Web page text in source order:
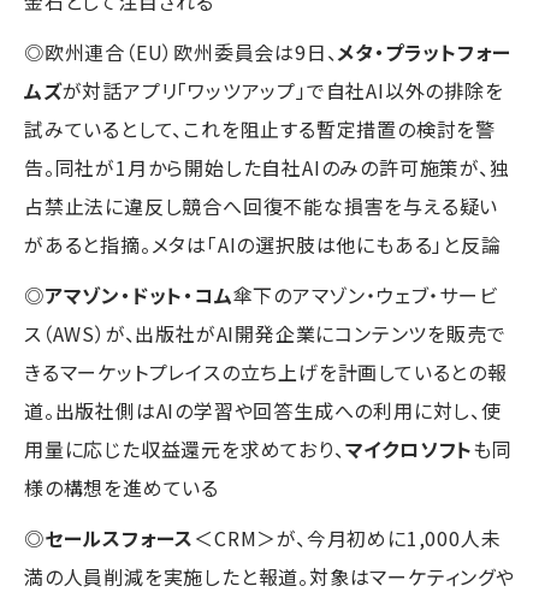
◎欧州連合（EU）欧州委員会は9日、メタ・プラットフォー
ムズが対話アプリ「ワッツアップ」で自社AI以外の排除を
試みているとして、これを阻止する暫定措置の検討を警
告。同社が1月から開始した自社AIのみの許可施策が、独
占禁止法に違反し競合へ回復不能な損害を与える疑い
があると指摘。メタは「AIの選択肢は他にもある」と反論
◎アマゾン・ドット・コム傘下のアマゾン・ウェブ・サービ
ス（AWS）が、出版社がAI開発企業にコンテンツを販売で
きるマーケットプレイスの立ち上げを計画しているとの報
道。出版社側はAIの学習や回答生成への利用に対し、使
用量に応じた収益還元を求めており、マイクロソフトも同
様の構想を進めている
◎セールスフォース＜CRM＞が、今月初めに1,000人未
満の人員削減を実施したと報道。対象はマーケティングや